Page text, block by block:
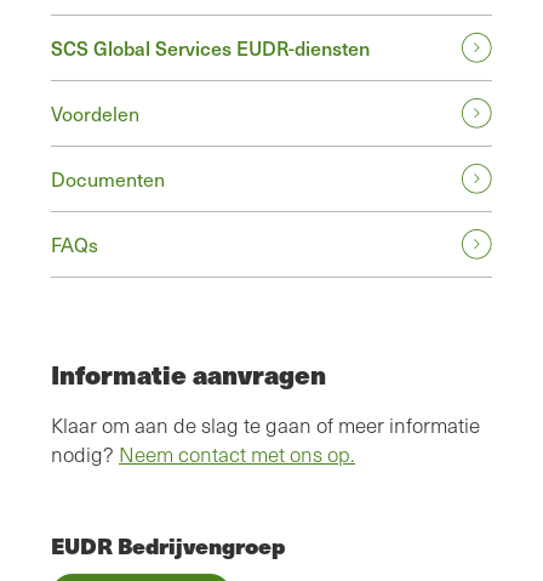
SCS Global Services EUDR-diensten
Voordelen
Documenten
FAQs
Informatie aanvragen
Klaar om aan de slag te gaan of meer informatie
nodig? Neem contact met ons op.
EUDR Bedrijvengroep